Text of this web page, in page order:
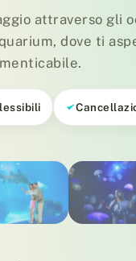
attraverso gli
dove ti
e razze